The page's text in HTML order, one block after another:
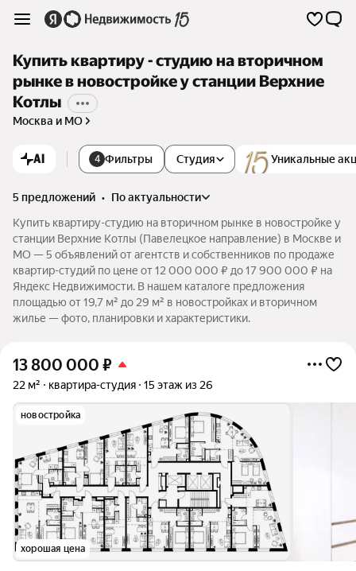
Купить квартиру - студию на вторичном
рынке в новостройке у станции Верхние
Котлы
Москва и МО
AI 4 Фильтры Уникальные
Студия
5 предложений •
по актуальности
Купить квартиру-студию на вторичном рынке в новостройке у
станции Верхние Котлы (Павелецкое направление) в Москве и
МО — 5 объявлений от агентств и собственников по продаже
квартир-студий по цене от 12 000 000 ₽ до 17 900 000 ₽ на
Яндекс Недвижимости. В нашем каталоге предложения
площадью от 19,7 м² до 29 м² в новостройках и вторичном
жилье — фото, планировки и характеристики.
13 800 000 ₽
22 м² квартира-студия 15 этаж из 26
новостройка
хорошая цена